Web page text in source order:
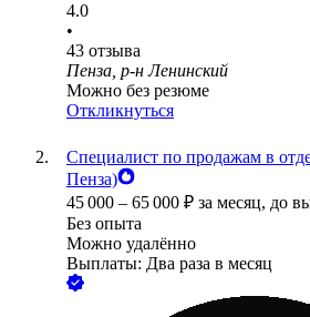
4.0
•
43 отзыва
Пенза, р-н Ленинский
Можно без резюме
Откликнуться
Специалист по продажам в
Пенза)
45 000 – 65 000 ₽ за месяц, до
Без опыта
Можно удалённо
Выплаты: Два раза в месяц